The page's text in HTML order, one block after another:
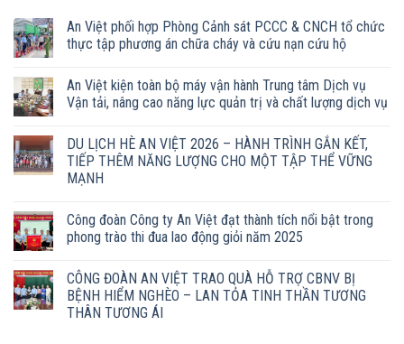
An Việt phối hợp Phòng Cảnh sát PCCC & CNCH tổ chức
thực tập phương án chữa cháy và cứu nạn cứu hộ
An Việt kiện toàn bộ máy vận hành Trung tâm Dịch vụ
Vận tải, nâng cao năng lực quản trị và chất lượng dịch vụ
DU LỊCH HÈ AN VIỆT 2026 – HÀNH TRÌNH GẮN KẾT,
TIẾP THÊM NĂNG LƯỢNG CHO MỘT TẬP THỂ VỮNG
MẠNH
Công đoàn Công ty An Việt đạt thành tích nổi bật trong
phong trào thi đua lao động giỏi năm 2025
CÔNG ĐOÀN AN VIỆT TRAO QUÀ HỖ TRỢ CBNV BỊ
BỆNH HIỂM NGHÈO – LAN TỎA TINH THẦN TƯƠNG
THÂN TƯƠNG ÁI